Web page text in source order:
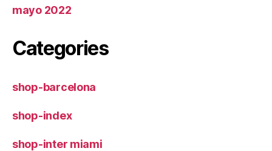
mayo 2022
Categories
shop-barcelona
shop-index
shop-inter miami